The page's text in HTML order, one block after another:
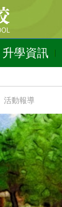
升學資訊
活動報導